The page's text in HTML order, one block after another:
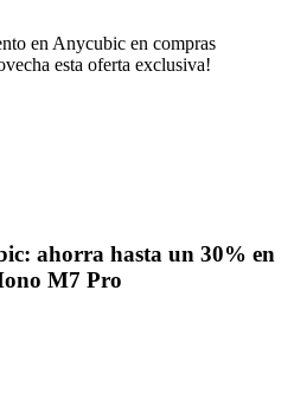
en Anycubic en compras
esta oferta exclusiva!
ahorra hasta un 30% en
M7 Pro